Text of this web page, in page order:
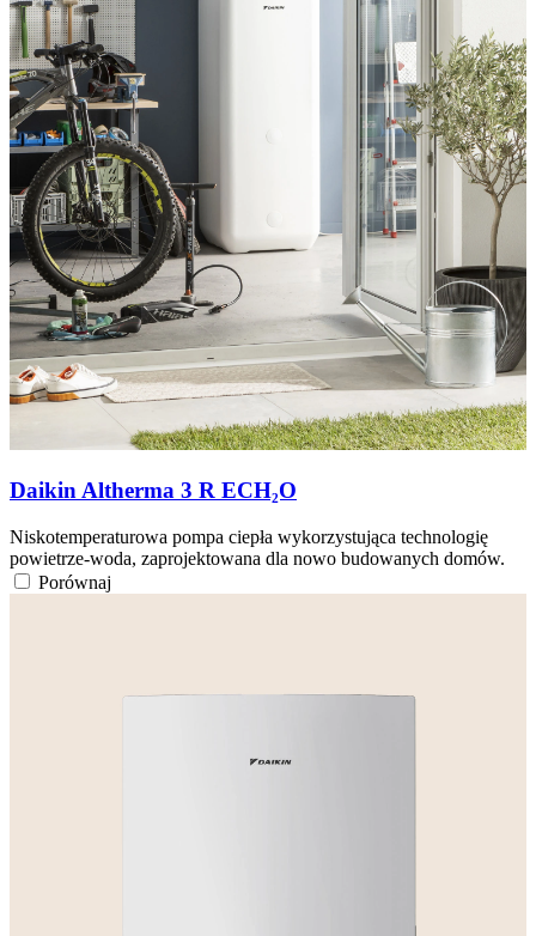
Daikin Altherma 3 R ECH₂O
Niskotemperaturowa pompa ciepła wykorzystująca technologię
powietrze-woda, zaprojektowana dla nowo budowanych domów.
Porównaj